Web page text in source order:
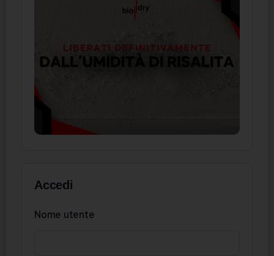
Accedi
Nome utente